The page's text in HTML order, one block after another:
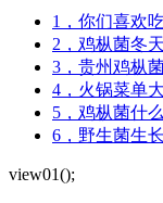
1，你们喜欢
2，鸡枞菌冬
3，贵州鸡枞
4，火锅菜单
5，鸡枞菌什
6，野生菌生
view01();